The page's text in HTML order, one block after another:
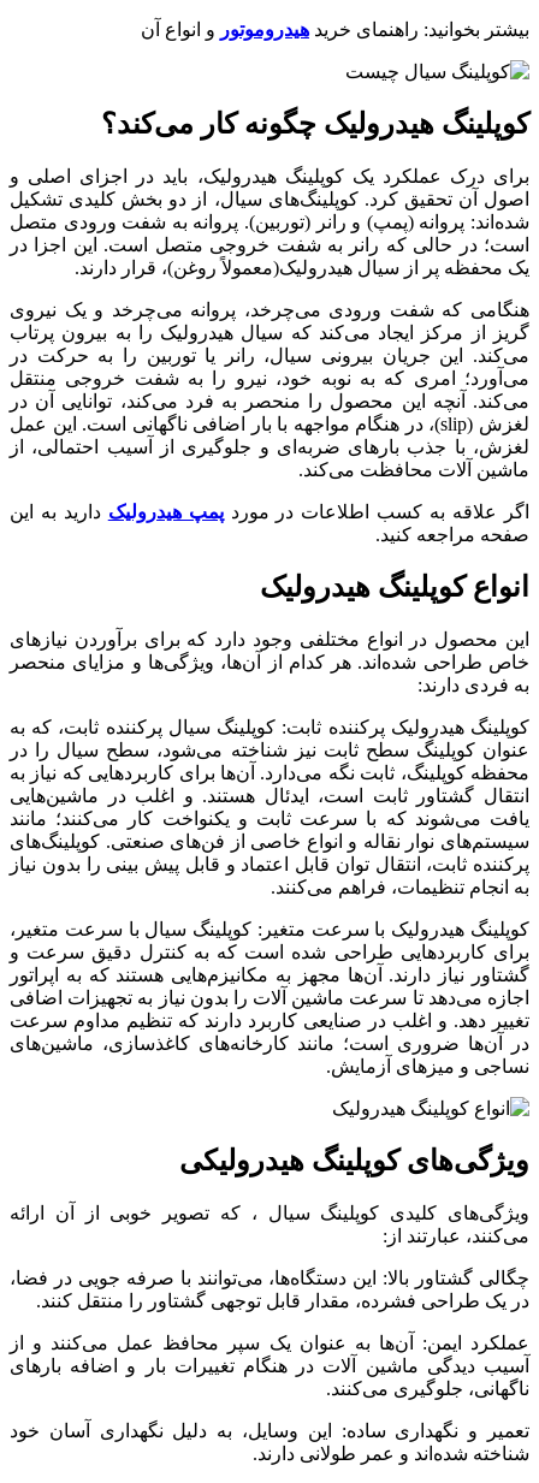
بیشتر بخوانید: راهنمای خرید هیدروموتور و انواع آن
کوپلینگ هیدرولیک چگونه کار می‌کند؟
برای درک عملکرد یک کوپلینگ هیدرولیک، باید در اجزای اصلی و
اصول آن تحقیق کرد. کوپلینگ‌های سیال، از دو بخش کلیدی تشکیل
شده‌اند: پروانه (پمپ) و رانر (توربین). پروانه به شفت ورودی متصل
است؛ در حالی که رانر به شفت خروجی متصل است. این اجزا در
یک محفظه پر از سیال هیدرولیک(معمولاً روغن)، قرار دارند.
هنگامی که شفت ورودی می‌چرخد، پروانه می‌چرخد ​​و یک نیروی
گریز از مرکز ایجاد می‌کند که سیال هیدرولیک را به بیرون پرتاب
می‌کند. این جریان بیرونی سیال، رانر یا توربین را به حرکت در
می‌آورد؛ امری که به نوبه خود، نیرو را به شفت خروجی منتقل
می‌کند. آنچه این محصول را منحصر به فرد می‌کند، توانایی آن در
لغزش (slip)، در هنگام مواجهه با بار اضافی ناگهانی است. این عمل
لغزش، با جذب بارهای ضربه‌ای و جلوگیری از آسیب احتمالی، از
ماشین آلات محافظت می‌کند.
اگر علاقه به کسب اطلاعات در موردپمپ هیدرولیک دارید به این
صفحه مراجعه کنید.
انواع کوپلینگ هیدرولیک
این محصول در انواع مختلفی وجود دارد که برای برآوردن نیازهای
خاص طراحی شده‌اند. هر کدام از آن‌ها، ویژگی‌ها و مزایای منحصر
به فردی دارند:
کوپلینگ هیدرولیک پرکننده ثابت: کوپلینگ سیال پرکننده ثابت، که به
عنوان کوپلینگ سطح ثابت نیز شناخته می‌شود، سطح سیال را در
محفظه کوپلینگ، ثابت نگه می‌دارد. آن‌ها برای کاربردهایی که نیاز به
انتقال گشتاور ثابت است، ایدئال هستند. و اغلب در ماشین‌هایی
یافت می‌شوند که با سرعت ثابت و یکنواخت کار می‌کنند؛ مانند
سیستم‌های نوار نقاله و انواع خاصی از فن‌های صنعتی. کوپلینگ‌های
پرکننده ثابت، انتقال توان قابل اعتماد و قابل پیش بینی را بدون نیاز
به انجام تنظیمات، فراهم می‌کنند.
کوپلینگ هیدرولیک با سرعت متغیر: کوپلینگ سیال با سرعت متغیر،
برای کاربردهایی طراحی شده است که به کنترل دقیق سرعت و
گشتاور نیاز دارند. آن‌ها مجهز به مکانیزم‌هایی هستند که به اپراتور
اجازه می‌دهد تا سرعت ماشین آلات را بدون نیاز به تجهیزات اضافی
تغییر دهد. و اغلب در صنایعی کاربرد دارند که تنظیم مداوم سرعت
در آن‌ها ضروری است؛ مانند کارخانه‌های کاغذسازی، ماشین‌های
نساجی و میزهای آزمایش.
ویژگی‌های کوپلینگ هیدرولیکی
ویژگی‌های کلیدی کوپلینگ سیال ، که تصویر خوبی از آن ارائه
می‌کنند، عبارتند از:
چگالی گشتاور بالا: این دستگاه‌ها، می‌توانند با صرفه جویی در فضا،
در یک طراحی فشرده، مقدار قابل توجهی گشتاور را منتقل کنند.
عملکرد ایمن: آن‌ها به عنوان یک سپر محافظ عمل می‌کنند و از
آسیب دیدگی ماشین آلات در هنگام تغییرات بار و اضافه بارهای
ناگهانی، جلوگیری می‌کنند.
تعمیر و نگهداری ساده: این وسایل، به دلیل نگهداری آسان خود
شناخته شده‌اند و عمر طولانی دارند.